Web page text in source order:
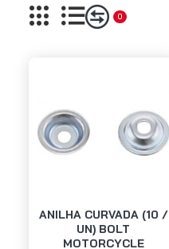
0
ANILHA CURVADA (10 /
UN) BOLT
MOTORCYCLE